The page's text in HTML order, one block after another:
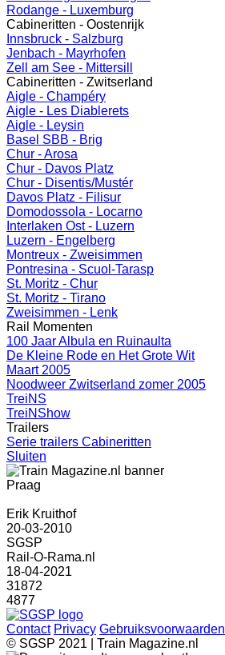
Rodange - Luxemburg
Cabineritten - Oostenrijk
Innsbruck - Salzburg
Jenbach - Mayrhofen
Zell am See - Mittersill
Cabineritten - Zwitserland
Aigle - Champéry
Aigle - Les Diablerets
Aigle - Leysin
Basel SBB - Brig
Chur - Arosa
Chur - Davos Platz
Chur - Disentis/Mustér
Davos Platz - Filisur
Domodossola - Locarno
Interlaken Ost - Luzern
Luzern - Engelberg
Montreux - Zweisimmen
Pontresina - Scuol-Tarasp
St. Moritz - Chur
St. Moritz - Tirano
Zweisimmen - Lenk
Rail Momenten
100 Jaar Albula en Ruinaulta
De Kleine Rode en Het Grote Wit
Maart 2005
Noodweer Zwitserland zomer 2005
TreiNS
TreiNShow
Trailers
Serie trailers Cabineritten
Sluiten
Praag
Erik Kruithof
20-03-2010
SGSP
Rail-O-Rama.nl
18-04-2021
31872
4877
Contact Privacy Gebruiksvoorwaarden
© SGSP 2021 | Train Magazine.nl